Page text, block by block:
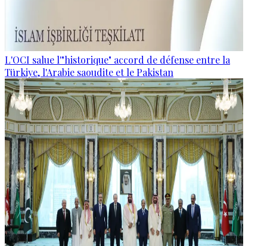
L'OCI salue l'"historique" accord de défense entre la
Türkiye, l'Arabie saoudite et le Pakistan